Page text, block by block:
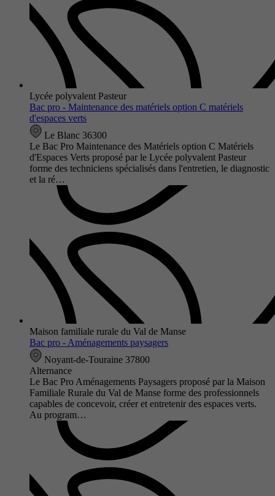
Lycée polyvalent Pasteur
Bac pro - Maintenance des matériels option C matériels
d'espaces verts
Le Blanc 36300
Le Bac Pro Maintenance des Matériels option C Matériels
d'Espaces Verts proposé par le Lycée polyvalent Pasteur
forme des techniciens spécialisés dans l'entretien, le diagnostic
et la ré…
Maison familiale rurale du Val de Manse
Bac pro - Aménagements paysagers
Noyant-de-Touraine 37800
Alternance
Le Bac Pro Aménagements Paysagers proposé par la Maison
Familiale Rurale du Val de Manse forme des professionnels
capables de concevoir, créer et entretenir des espaces verts.
Au program…